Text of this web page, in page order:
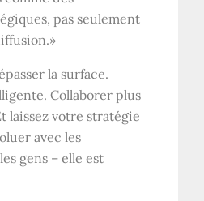
pas seulement
la surface.
Collaborer plus
laissez votre stratégie
avec les
gens – elle est